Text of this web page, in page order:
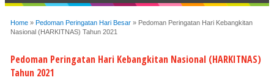
Home » Pedoman Peringatan Hari Besar » Pedoman Peringatan Hari Kebangkitan
Nasional (HARKITNAS) Tahun 2021
Pedoman Peringatan Hari Kebangkitan Nasional (HARKITNAS)
Tahun 2021